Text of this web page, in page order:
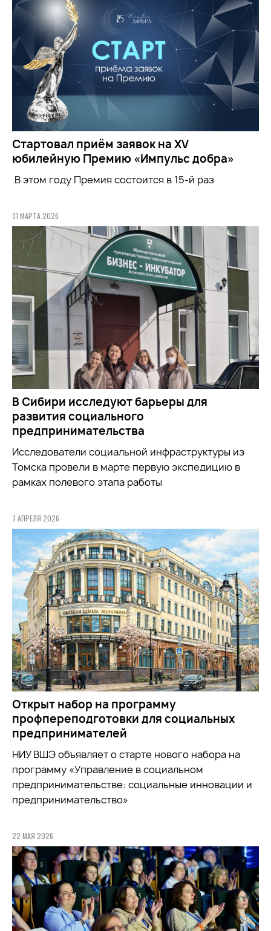
Стартовал приём заявок на XV
юбилейную Премию «Импульс добра»
В этом году Премия состоится в 15-й раз
31 МАРТА 2026
В Сибири исследуют барьеры для
развития социального
предпринимательства
Исследователи социальной инфраструктуры из
Томска провели в марте первую экспедицию в
рамках полевого этапа работы
7 АПРЕЛЯ 2026
Открыт набор на программу
профпереподготовки для социальных
предпринимателей
НИУ ВШЭ объявляет о старте нового набора на
программу «Управление в социальном
предпринимательстве: социальные инновации и
предпринимательство»
22 МАЯ 2026